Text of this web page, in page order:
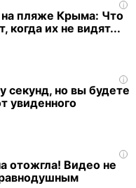
i
пляже Крыма: Что
когда их не видят...
i
секунд, но вы будете
увиденного
i
отожгла! Видео не